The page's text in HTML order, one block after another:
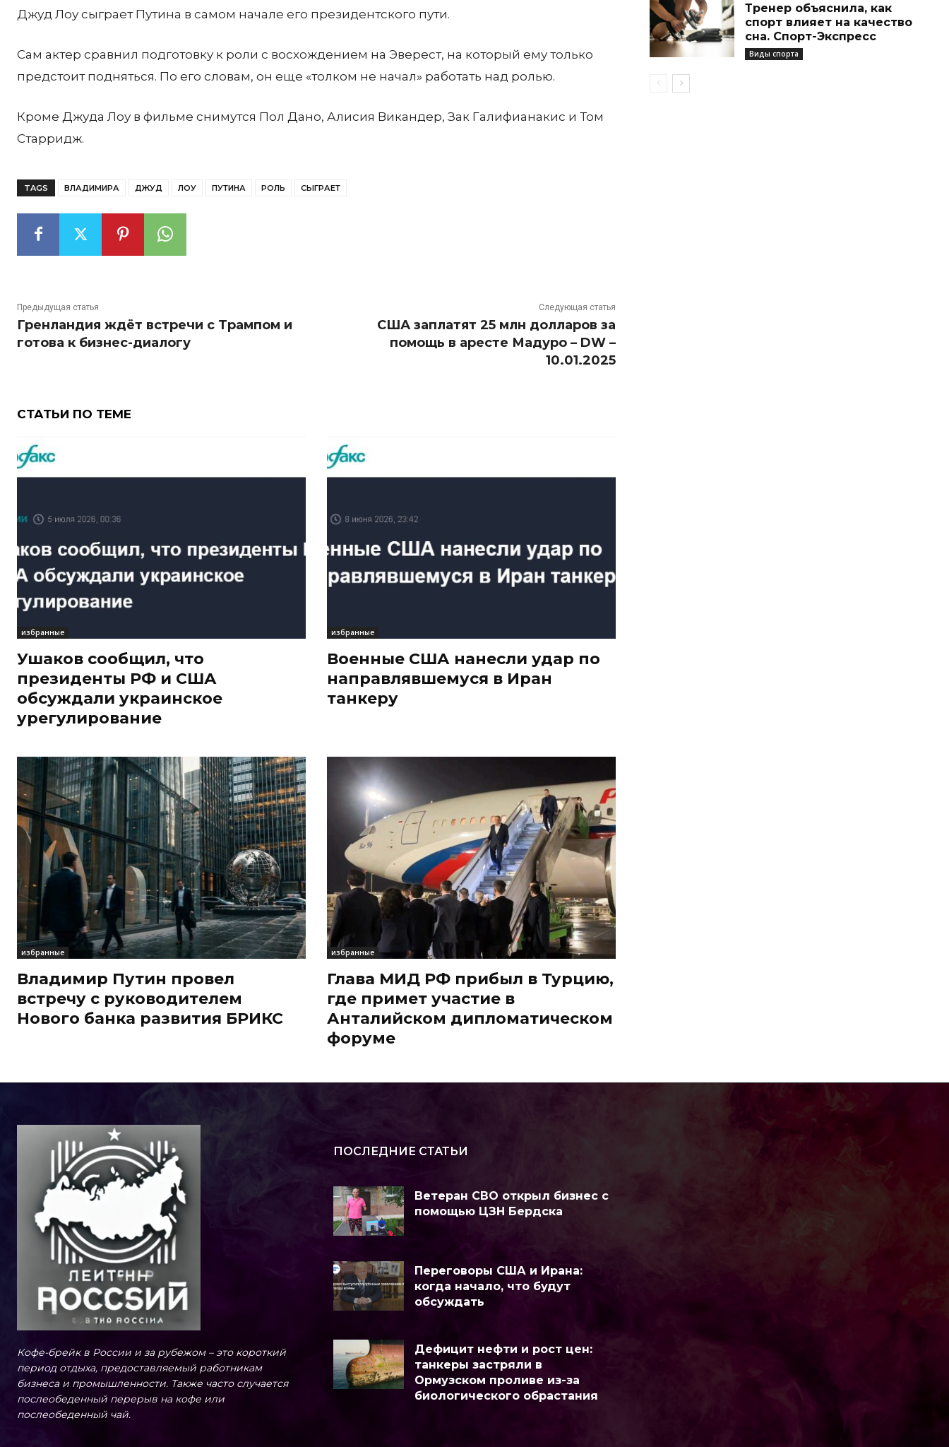
Джуд Лоу сыграет Путина в самом начале его президентского пути.
Сам актер сравнил подготовку к роли с восхождением на Эверест, на который ему только
предстоит подняться. По его словам, он еще «толком не начал» работать над ролью.
Кроме Джуда Лоу в фильме снимутся Пол Дано, Алисия Викандер, Зак Галифианакис и Том
Старридж.
TAGS ВЛАДИМИРА ДЖУД ЛОУ ПУТИНА РОЛЬ СЫГРАЕТ
Предыдущая статья
Гренландия ждёт встречи с Трампом и
готова к бизнес-диалогу
Следующая статья
США заплатят 25 млн долларов за
помощь в аресте Мадуро – DW –
10.01.2025
СТАТЬИ ПО ТЕМЕ
избранные
Ушаков сообщил, что
президенты РФ и США
обсуждали украинское
урегулирование
избранные
Военные США нанесли удар по
направлявшемуся в Иран
танкеру
избранные
Владимир Путин провел
встречу с руководителем
Нового банка развития БРИКС
избранные
Глава МИД РФ прибыл в Турцию,
где примет участие в
Анталийском дипломатическом
форуме
Тренер объяснила, как
спорт влияет на качество
сна. Спорт-Экспресс
Виды спорта
Кофе-брейк в России и за рубежом – это короткий
период отдыха, предоставляемый работникам
бизнеса и промышленности. Также часто случается
послеобеденный перерыв на кофе или
послеобеденный чай.
ПОСЛЕДНИЕ СТАТЬИ
Ветеран СВО открыл бизнес с
помощью ЦЗН Бердска
Переговоры США и Ирана:
когда начало, что будут
обсуждать
Дефицит нефти и рост цен:
танкеры застряли в
Ормузском проливе из-за
биологического обрастания